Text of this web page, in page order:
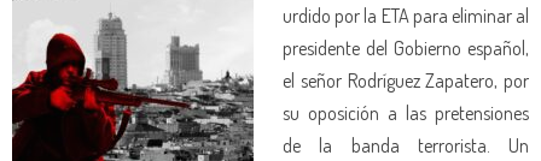
urdido por la ETA para eliminar al
presidente del Gobierno español,
el señor Rodríguez Zapatero, por
su oposición a las pretensiones
de la banda terrorista. Un